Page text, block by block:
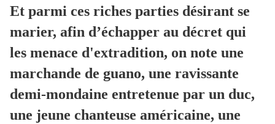
Et parmi ces riches parties désirant se
marier, afin d’échapper au décret qui
les menace d'extradition, on note une
marchande de guano, une ravissante
demi-mondaine entretenue par un duc,
une jeune chanteuse américaine, une